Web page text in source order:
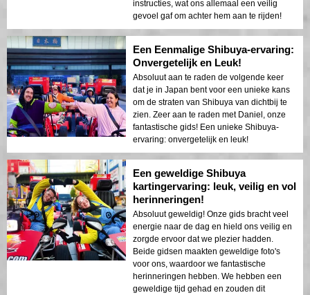
instructies, wat ons allemaal een veilig
gevoel gaf om achter hem aan te rijden!
Een Eenmalige Shibuya-ervaring:
Onvergetelijk en Leuk!
Absoluut aan te raden de volgende keer
dat je in Japan bent voor een unieke kans
om de straten van Shibuya van dichtbij te
zien. Zeer aan te raden met Daniel, onze
fantastische gids! Een unieke Shibuya-
ervaring: onvergetelijk en leuk!
Een geweldige Shibuya
kartingervaring: leuk, veilig en vol
herinneringen!
Absoluut geweldig! Onze gids bracht veel
energie naar de dag en hield ons veilig en
zorgde ervoor dat we plezier hadden.
Beide gidsen maakten geweldige foto's
voor ons, waardoor we fantastische
herinneringen hebben. We hebben een
geweldige tijd gehad en zouden dit